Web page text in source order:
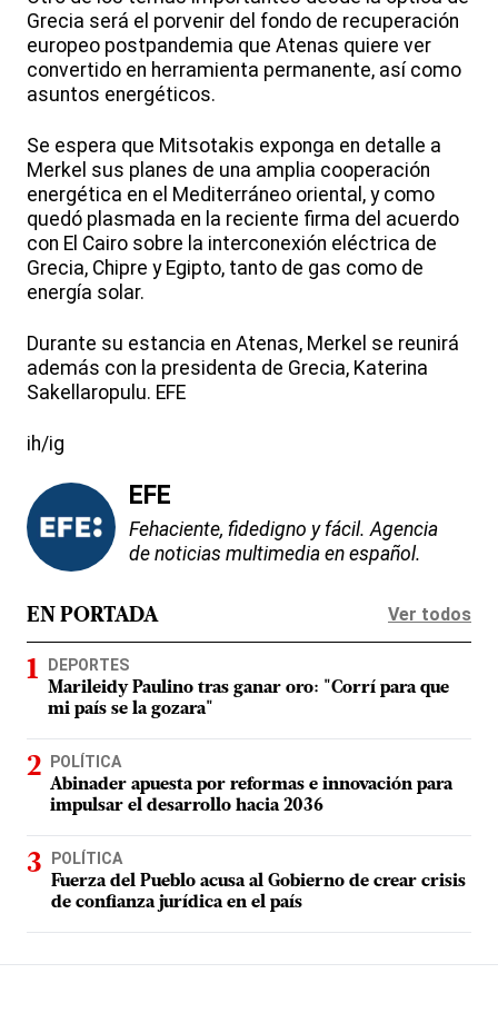
Grecia será el porvenir del fondo de recuperación
europeo postpandemia que Atenas quiere ver
convertido en herramienta permanente, así como
asuntos energéticos.
Se espera que Mitsotakis exponga en detalle a
Merkel sus planes de una amplia cooperación
energética en el Mediterráneo oriental, y como
quedó plasmada en la reciente firma del acuerdo
con El Cairo sobre la interconexión eléctrica de
Grecia, Chipre y Egipto, tanto de gas como de
energía solar.
Durante su estancia en Atenas, Merkel se reunirá
además con la presidenta de Grecia, Katerina
Sakellaropulu. EFE
ih/ig
EFE
Fehaciente, fidedigno y fácil. Agencia
de noticias multimedia en español.
EN PORTADA Ver todos
DEPORTES
Marileidy Paulino tras ganar oro: "Corrí para que
mi país se la gozara"
POLÍTICA
Abinader apuesta por reformas e innovación para
impulsar el desarrollo hacia 2036
POLÍTICA
Fuerza del Pueblo acusa al Gobierno de crear crisis
de confianza jurídica en el país